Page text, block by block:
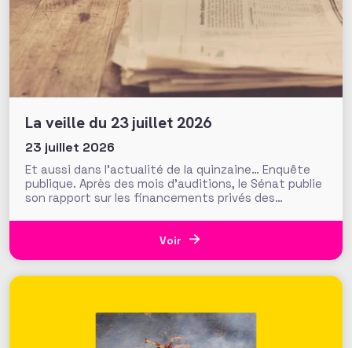
La veille du 23 juillet 2026
23 juillet 2026
Et aussi dans l’actualité de la quinzaine… Enquête
publique. Après des mois d’auditions, le Sénat publie
son rapport sur les financements privés des
influence croissante dans les domaines de l’intérêt
général. Fonds de dotation dormants, fondations
Voir